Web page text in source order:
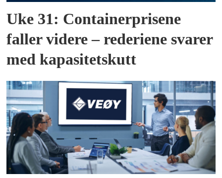
Uke 31: Containerprisene
faller videre – rederiene svarer
med kapasitetskutt